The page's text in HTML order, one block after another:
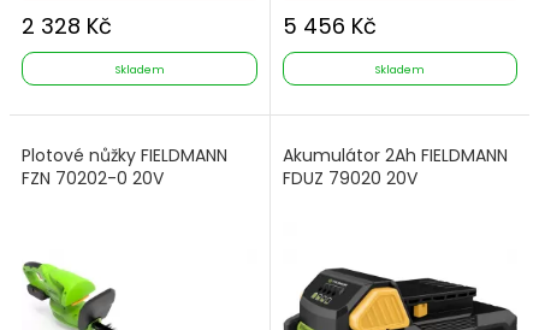
2 328 Kč
Skladem
5 456 Kč
Skladem
Plotové nůžky FIELDMANN
FZN 70202-0 20V
Akumulátor 2Ah FIELDMANN
FDUZ 79020 20V